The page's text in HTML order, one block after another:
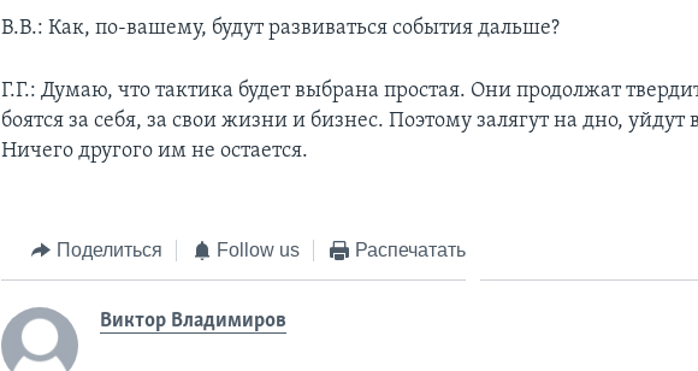
В.В.: Как, по-вашему, будут развиваться события дальше?
Г.Г.: Думаю, что тактика будет выбрана простая. Они продолжат
боятся за себя, за свои жизни и бизнес. Поэтому залягут на дно, уйдут
Ничего другого им не остается.
Поделиться Follow us Распечатать
Виктор Владимиров